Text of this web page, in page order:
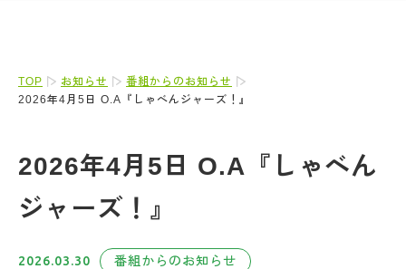
TOP お知らせ
番組からのお知らせ
2026年4月5日 O.A『しゃべんジャーズ！』
2026年4月5日 O.A『しゃべん
ジャーズ！』
2026.03.30 番組からのお知らせ